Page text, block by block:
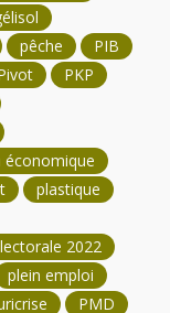
pêche
PIB
PKP
économique
plastique
2022
plein emploi
PMD